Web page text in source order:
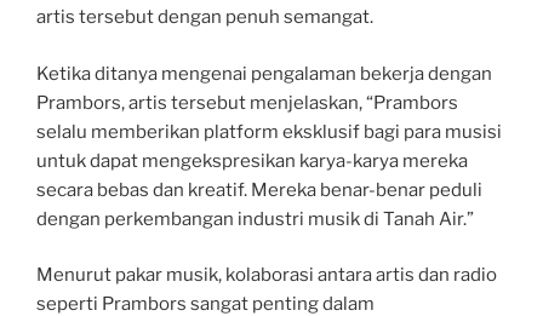
artis tersebut dengan penuh semangat.
Ketika ditanya mengenai pengalaman bekerja dengan
Prambors, artis tersebut menjelaskan, “Prambors
selalu memberikan platform eksklusif bagi para musisi
untuk dapat mengekspresikan karya-karya mereka
secara bebas dan kreatif. Mereka benar-benar peduli
dengan perkembangan industri musik di Tanah Air.”
Menurut pakar musik, kolaborasi antara artis dan radio
seperti Prambors sangat penting dalam